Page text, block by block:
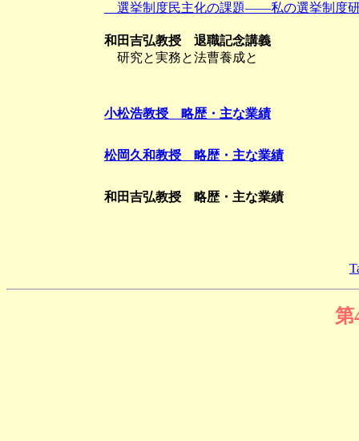
選挙制度民主化の課題――私の選挙制度
和田吉弘教授 退職記念講義
研究と実務と法曹養成と
小松浩教授 略歴・主な業績
松岡久和教授 略歴・主な業績
和田吉弘教授 略歴・主な業績
第